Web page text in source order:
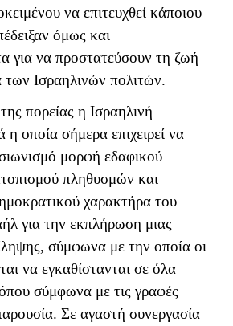
να επιτευχθεί κάποιου
όμως και
για να προστατεύσουν τη ζωή
των Ισραηλινών πολιτών.
πορείας η Ισραηλινή
η οποία σήμερα επιχειρεί να
μορφή εδαφικού
πληθυσμών και
χαρακτήρα του
για την εκπλήρωση μιας
σύμφωνα με την οποία οι
να εγκαθίστανται σε όλα
σύμφωνα με τις γραφές
Σε αγαστή συνεργασία